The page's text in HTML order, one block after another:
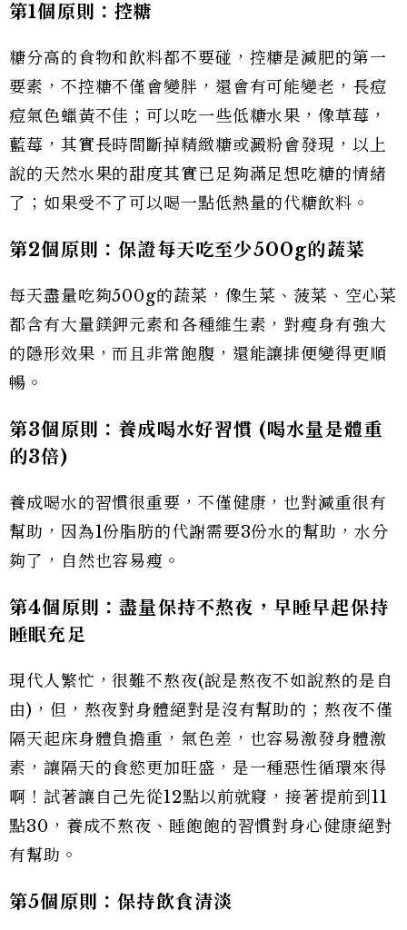
第1個原則：控糖
糖分高的食物和飲料都不要碰，控糖是減肥的第一
要素，不控糖不僅會變胖，還會有可能變老，長痘
痘氣色蠟黃不佳；可以吃一些低糖水果，像草莓，
藍莓，其實長時間斷掉精緻糖或澱粉會發現，以上
說的天然水果的甜度其實已足夠滿足想吃糖的情緒
了；如果受不了可以喝一點低熱量的代糖飲料。
第2個原則：保證每天吃至少500g的蔬菜
每天盡量吃夠500g的蔬菜，像生菜、菠菜、空心菜
都含有大量鎂鉀元素和各種維生素，對瘦身有強大
的隱形效果，而且非常飽腹，還能讓排便變得更順
暢。
第3個原則：養成喝水好習慣 (喝水量是體重
的3倍)
養成喝水的習慣很重要，不僅健康，也對減重很有
幫助，因為1份脂肪的代謝需要3份水的幫助，水分
夠了，自然也容易瘦。
第4個原則：盡量保持不熬夜，早睡早起保持
睡眠充足
現代人繁忙，很難不熬夜(說是熬夜不如說熬的是自
由)，但，熬夜對身體絕對是沒有幫助的；熬夜不僅
隔天起床身體負擔重，氣色差，也容易激發身體激
素，讓隔天的食慾更加旺盛，是一種惡性循環來得
啊！試著讓自己先從12點以前就寢，接著提前到11
點30，養成不熬夜、睡飽飽的習慣對身心健康絕對
有幫助。
第5個原則：保持飲食清淡